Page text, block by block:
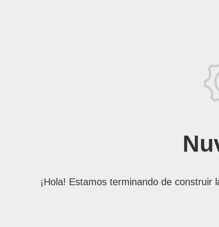
¡Hola! Estamos terminando de